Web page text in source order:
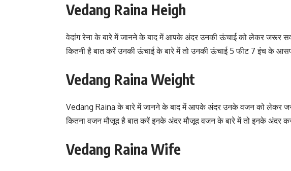
Vedang Raina Heigh
वेदांग रेना के बारे में जानने के बाद में आपके अंदर उनकी ऊंचाई को लेकर जरूर
कितनी है बात करें उनकी ऊंचाई के बारे में तो उनकी ऊंचाई 5 फीट 7 इंच के
Vedang Raina Weight
Vedang Raina के बारे में जानने के बाद में आपके अंदर उनके वजन को लेकर
कितना वजन मौजूद है बात करें इनके अंदर मौजूद वजन के बारे में तो इनके अंदर
Vedang Raina Wife